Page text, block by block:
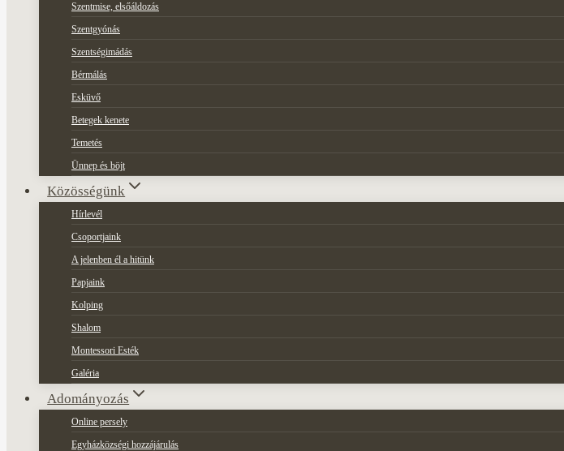
Szentmise, elsőáldozás
Szentgyónás
Szentségimádás
Bérmálás
Esküvő
Betegek kenete
Temetés
Ünnep és böjt
Közösségünk
Hírlevél
Csoportjaink
A jelenben él a hitünk
Papjaink
Kolping
Shalom
Montessori Esték
Galéria
Adományozás
Online persely
Egyházközségi hozzájárulás